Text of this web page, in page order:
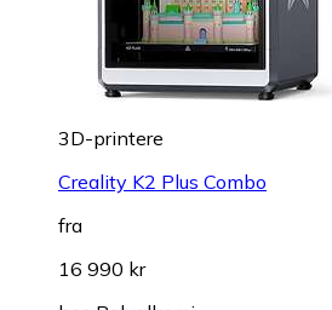
3D-printere
Creality K2 Plus Combo
fra
16 990 kr